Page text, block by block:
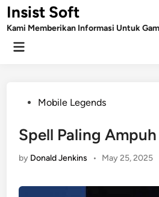
Skip
toInsist Soft
Kami Memberikan Informasi Untuk
Main
PostedMobile Legends
Spell Paling
by Donald Jenkins • May 25, 2025